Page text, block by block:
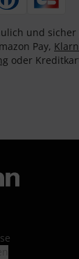
und
Pay,
oder